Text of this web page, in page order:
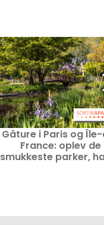
Gåture i Paris og
France: oplev de
smukkeste parker,